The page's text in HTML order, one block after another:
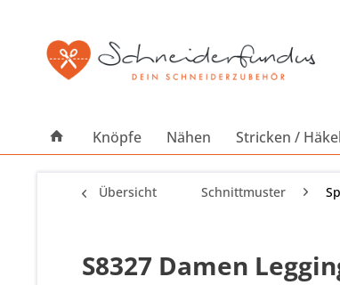
Knöpfe Nähen Stricken /
Übersicht Schnittmuster
S8327 Damen